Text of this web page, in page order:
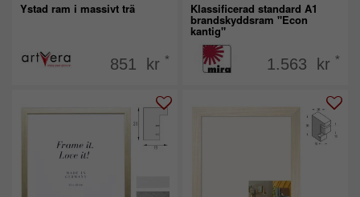
Ystad ram i massivt trä
851 kr *
Klassificerad standard A1
brandskyddsram "Econ
kantig"
1.563 kr *